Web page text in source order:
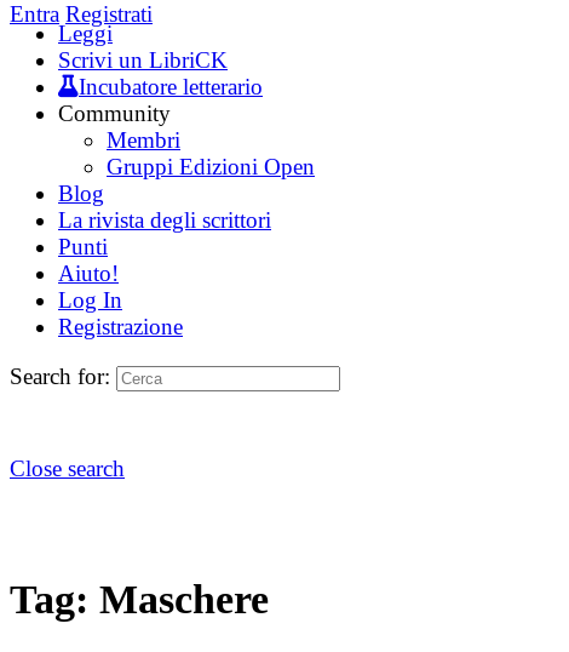
Entra Registrati
Leggi
Scrivi un LibriCK
Incubatore letterario
Community
Membri
Gruppi Edizioni Open
Blog
La rivista degli scrittori
Punti
Aiuto!
Log In
Registrazione
Search for:
Close search
Tag: Maschere